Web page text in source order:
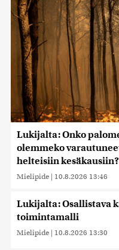
Lukijalta: Onko
olemmeko
helteisiin kesäkausiin?
Mielipide | 10.8.2026 13:46
Lukijalta: Osallistava
toimintamalli
Mielipide | 10.8.2026 13:30